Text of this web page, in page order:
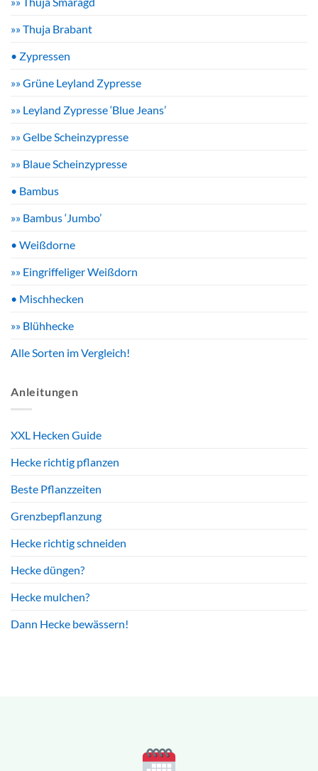
»» Thuja Brabant
• Zypressen
»» Grüne Leyland Zypresse
»» Leyland Zypresse ‘Blue Jeans’
»» Gelbe Scheinzypresse
»» Blaue Scheinzypresse
• Bambus
»» Bambus ‘Jumbo’
• Weißdorne
»» Eingriffeliger Weißdorn
• Mischhecken
»» Blühhecke
Alle Sorten im Vergleich!
Anleitungen
XXL Hecken Guide
Hecke richtig pflanzen
Beste Pflanzzeiten
Grenzbepflanzung
Hecke richtig schneiden
Hecke düngen?
Hecke mulchen?
Dann Hecke bewässern!